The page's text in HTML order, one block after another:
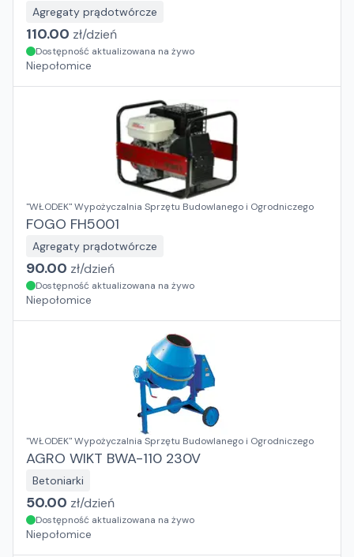
Agregaty prądotwórcze
110.00 zł/dzień
Dostępność aktualizowana na żywo
Niepołomice
"WŁODEK" Wypożyczalnia Sprzętu Budowlanego i Ogrodniczego
FOGO FH5001
Agregaty prądotwórcze
90.00 zł/dzień
Dostępność aktualizowana na żywo
Niepołomice
"WŁODEK" Wypożyczalnia Sprzętu Budowlanego i Ogrodniczego
AGRO WIKT BWA-110 230V
Betoniarki
50.00 zł/dzień
Dostępność aktualizowana na żywo
Niepołomice